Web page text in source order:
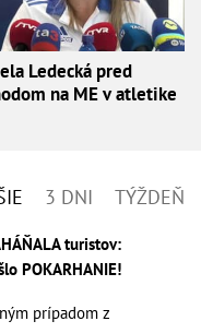
Ledecká pred
na ME v atletike
3 DNI TÝŽDEŇ
turistov:
POKARHANIE!
prípadom z